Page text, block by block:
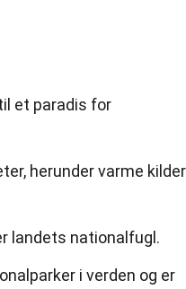
et paradis for
herunder varme kilder
landets nationalfugl.
i verden og er